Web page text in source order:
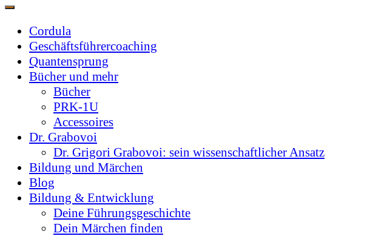
Cordula
Geschäftsführercoaching
Quantensprung
Bücher und mehr
Bücher
PRK-1U
Accessoires
Dr. Grabovoi
Dr. Grigori Grabovoi: sein wissenschaftlicher Ansatz
Bildung und Märchen
Blog
Bildung & Entwicklung
Deine Führungsgeschichte
Dein Märchen finden